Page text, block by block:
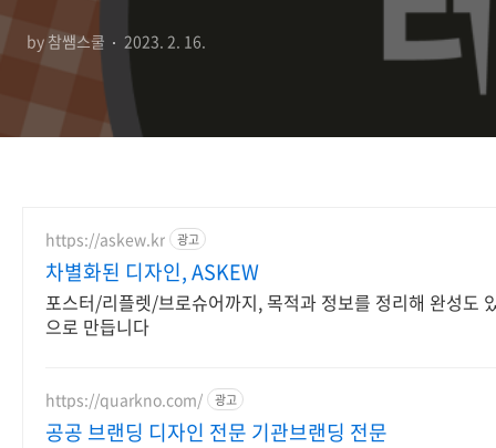
by 참쌤스쿨 2023. 2. 16.
https://askew.kr 광고
차별화된 디자인, ASKEW
포스터/리플렛/브로슈어까지, 목적과 정보를 정리해 완성도
으로 만듭니다
https://quarkno.com/ 광고
공공 브랜딩 디자인 전문 기관브랜딩 전문